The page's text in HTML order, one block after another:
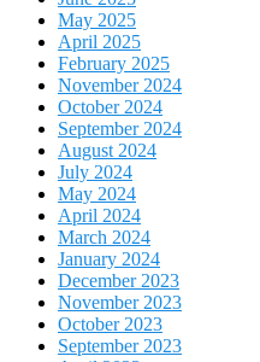
May 2025
April 2025
February 2025
November 2024
October 2024
September 2024
August 2024
July 2024
May 2024
April 2024
March 2024
January 2024
December 2023
November 2023
October 2023
September 2023